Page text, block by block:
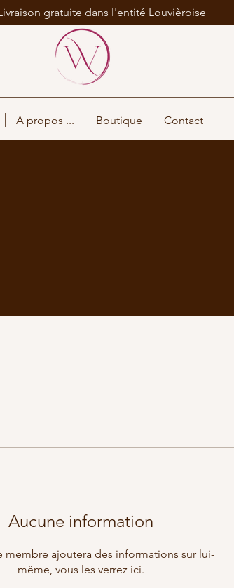
gratuite dans l'entité Louvièroise
A propos ... Boutique Contact
Aucune information
membre ajoutera des informations sur lui-
même, vous les verrez ici.